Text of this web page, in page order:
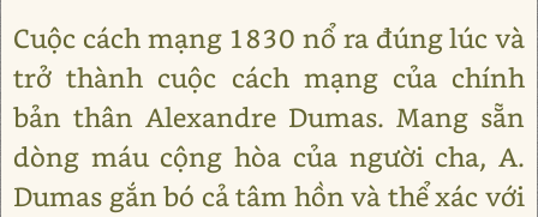
Cuộc cách mạng 1830 nổ ra đúng lúc và
trở thành cuộc cách mạng của chính
bản thân Alexandre Dumas. Mang sẵn
dòng máu cộng hòa của người cha, A.
Dumas gắn bó cả tâm hồn và thể xác với